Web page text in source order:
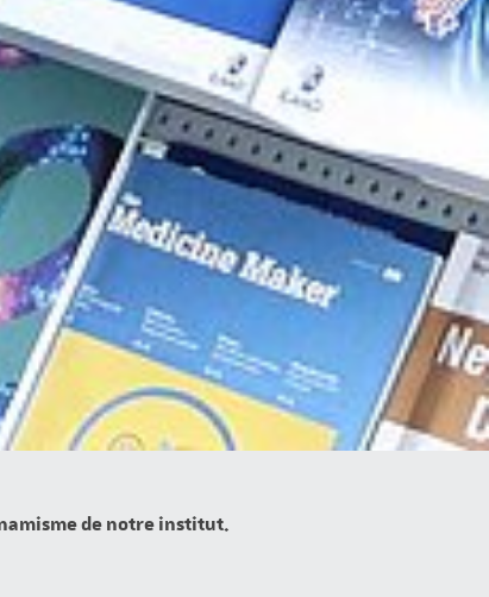
de notre institut.